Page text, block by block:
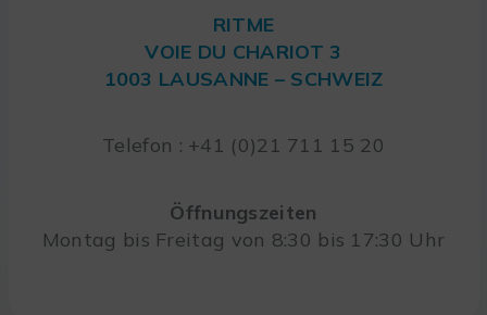
RITME
VOIE DU CHARIOT 3
1003 LAUSANNE – SCHWEIZ
Telefon : +41 (0)21 711 15 20
Öffnungszeiten
Montag bis Freitag von 8:30 bis 17:30 Uhr